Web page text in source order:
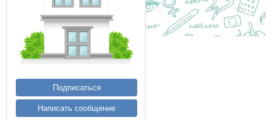
Подписаться
Написать сообщение